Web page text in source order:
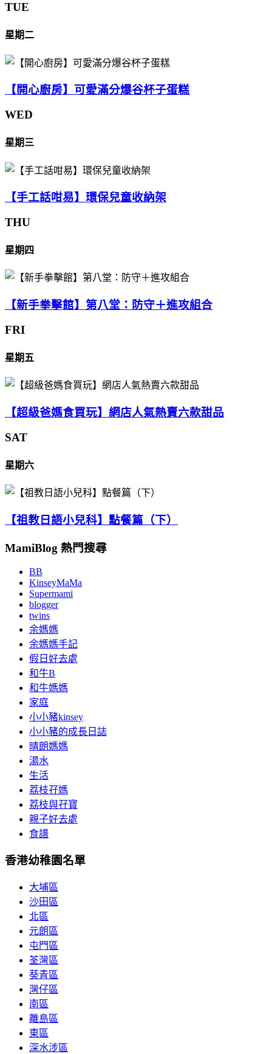
TUE
星期二
【開心廚房】可愛滿分爆谷杯子蛋糕
WED
星期三
【手工話咁易】環保兒童收納架
THU
星期四
【新手拳擊館】第八堂：防守＋進攻組合
FRI
星期五
【超級爸媽食買玩】網店人氣熱賣六款甜品
SAT
星期六
【祖教日語小兒科】點餐篇（下）
MamiBlog 熱門搜尋
BB
KinseyMaMa
Supermami
blogger
twins
余媽媽
余媽媽手記
假日好去處
和牛B
和牛媽媽
家庭
小小豬kinsey
小小豬的成長日誌
晴朗媽媽
湯水
生活
荔枝孖媽
荔枝與孖寶
親子好去處
食譜
香港幼稚園名單
大埔區
沙田區
北區
元朗區
屯門區
荃灣區
葵青區
灣仔區
南區
離島區
東區
深水涉區